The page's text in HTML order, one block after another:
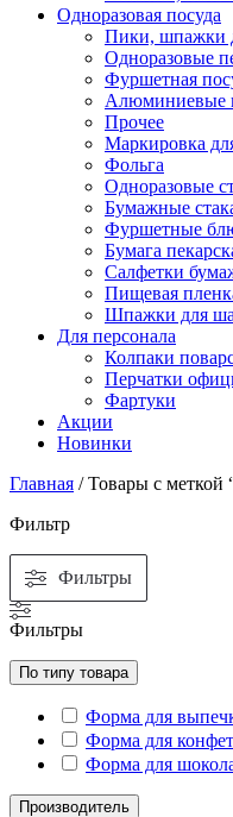
Одноразовая посуда
Пики, шпажки
Одноразовые
Фуршетная
Алюминиевые
Прочее
Маркировка
Фольга
Одноразовые
Бумажные
Фуршетные
Бумага
Салфетки
Пищевая
Шпажки для
Для персонала
Колпаки
Перчатки
Фартуки
Акции
Новинки
Главная / Товары с меткой
Фильтр
Фильтры
Фильтры
По типу товара
Форма для
Форма для конфет
Форма для
Производитель